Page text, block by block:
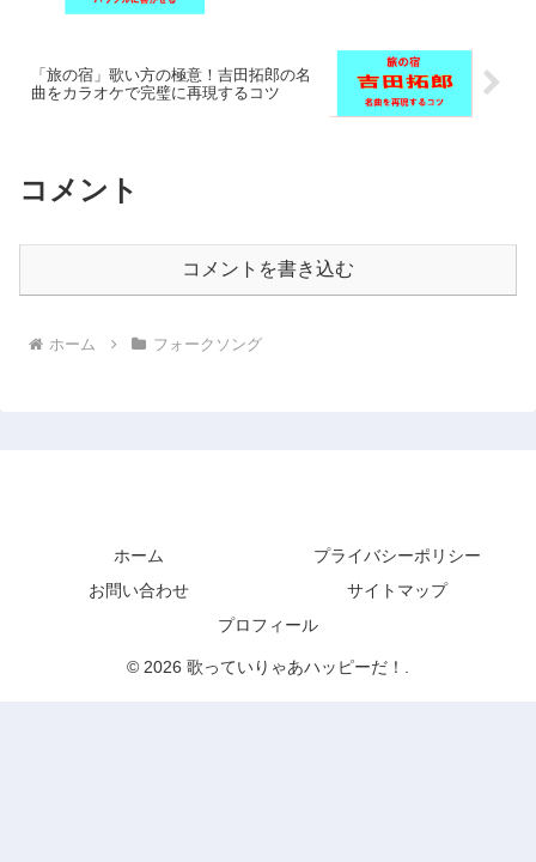
「旅の宿」歌い方の極意！吉田拓郎の名
曲をカラオケで完璧に再現するコツ
コメント
コメントを書き込む
ホーム フォークソング
ホーム
プライバシーポリシー
お問い合わせ
サイトマップ
プロフィール
© 2026 歌っていりゃあハッピーだ！.